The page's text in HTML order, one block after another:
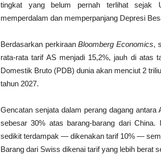
tingkat yang belum pernah terlihat sejak
memperdalam dan memperpanjang Depresi
Berdasarkan perkiraanBloomberg Economics,
rata-rata tarif AS menjadi 15,2%, jauh di atas
Domestik Bruto (PDB) dunia akan menciut 2
tahun 2027.
Gencatan senjata dalam perang dagang
sebesar 30% atas barang-barang dari
sedikit terdampak — dikenakan tarif 10% —
Barang dari Swiss dikenai tarif yang lebih berat